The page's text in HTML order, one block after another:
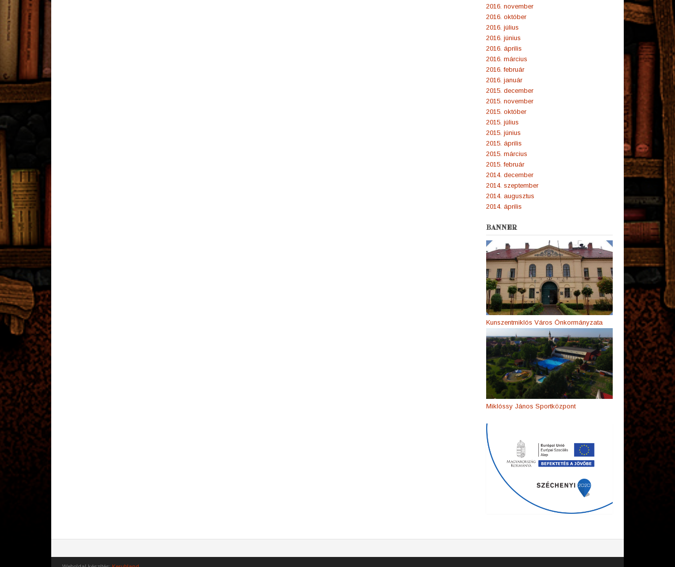
2016. november
2016. október
2016. július
2016. június
2016. április
2016. március
2016. február
2016. január
2015. december
2015. november
2015. október
2015. július
2015. június
2015. április
2015. március
2015. február
2014. december
2014. szeptember
2014. augusztus
2014. április
BANNER
Kunszentmiklós Város Önkormányzata
Miklóssy János Sportközpont